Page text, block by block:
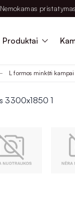
Nemokamas pristatymas
Produktai
L formos minkšti kampai